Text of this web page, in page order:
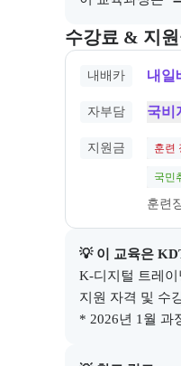
수강료 & 지
교육과정의 비용
내배카 내일
자부담 국비
지원금 훈련
국민
훈련
💡 이 교육은
K-디지털 트레
지원 자격 및 수
* 2026년 1월 과